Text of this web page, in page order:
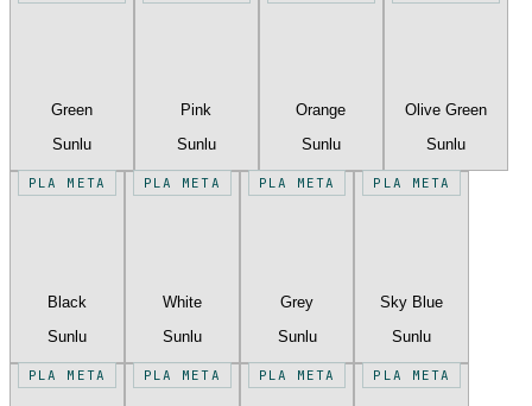
Green
Sunlu
Pink
Sunlu
Orange
Sunlu
Olive Green
Sunlu
PLA META
Black
Sunlu
PLA META
White
Sunlu
PLA META
Grey
Sunlu
PLA META
Sky Blue
Sunlu
PLA META PLA META PLA META PLA META